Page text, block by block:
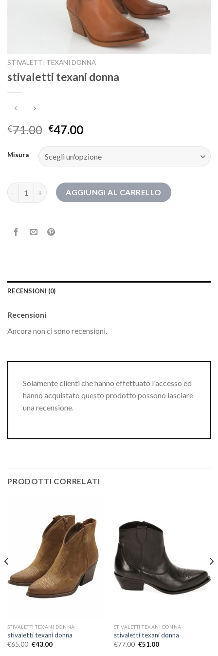
STIVALETTI TEXANI DONNA
stivaletti texani donna
€71.00 €47.00
Misura
stivaletti texani donna quantità
AGGIUNGI AL CARRELLO
RECENSIONI (0)
Recensioni
Ancora non ci sono recensioni.
Solamente clienti che hanno effettuato l'accesso ed
hanno acquistato questo prodotto possono lasciare
una recensione.
PRODOTTI CORRELATI
STIVALETTI TEXANI DONNA
stivaletti texani donna
€65.00 €43.00
STIVALETTI TEXANI DONNA
stivaletti texani donna
€77.00 €51.00